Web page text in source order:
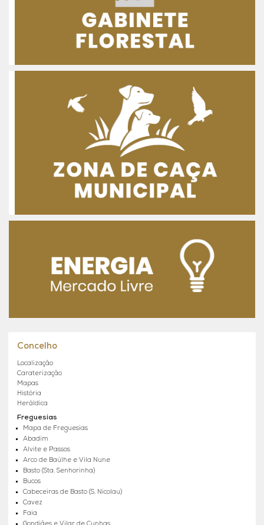
Concelho
Localização
Caraterização
Mapas
História
Heráldica
Freguesias
Mapa de Freguesias
Abadim
Alvite e Passos
Arco de Baúlhe e Vila Nune
Basto (Sta. Senhorinha)
Bucos
Cabeceiras de Basto (S. Nicolau)
Cavez
Faia